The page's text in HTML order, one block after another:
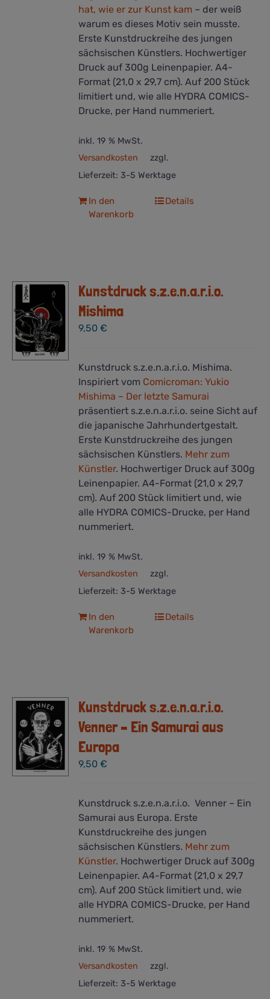
hat, wie er zur Kunst kam – der weiß
warum es dieses Motiv sein musste.
Erste Kunstdruckreihe des jungen
sächsischen Künstlers. Hochwertiger
Druck auf 300g Leinenpapier. A4-
Format (21,0 x 29,7 cm). Auf 200 Stück
limitiert und, wie alle HYDRA COMICS-
Drucke, per Hand nummeriert.
inkl. 19 % MwSt.
zzgl.
Versandkosten
Lieferzeit: 3-5 Werktage
In den
Warenkorb
Details
Kunstdruck s.z.e.n.a.r.i.o.
Mishima
9,50€
Kunstdruck s.z.e.n.a.r.i.o. Mishima.
Inspiriert vom Comicroman: Yukio
Mishima – Der letzte Samurai
präsentiert s.z.e.n.a.r.i.o. seine Sicht auf
die japanische Jahrhundertgestalt.
Erste Kunstdruckreihe des jungen
sächsischen Künstlers. Mehr zum
Künstler. Hochwertiger Druck auf 300g
Leinenpapier. A4-Format (21,0 x 29,7
cm). Auf 200 Stück limitiert und, wie
alle HYDRA COMICS-Drucke, per Hand
nummeriert.
inkl. 19 % MwSt.
zzgl.
Versandkosten
Lieferzeit: 3-5 Werktage
In den
Warenkorb
Details
Kunstdruck s.z.e.n.a.r.i.o.
Venner – Ein Samurai aus
Europa
9,50€
Kunstdruck s.z.e.n.a.r.i.o. Venner – Ein
Samurai aus Europa. Erste
Kunstdruckreihe des jungen
sächsischen Künstlers. Mehr zum
Künstler. Hochwertiger Druck auf 300g
Leinenpapier. A4-Format (21,0 x 29,7
cm). Auf 200 Stück limitiert und, wie
alle HYDRA COMICS-Drucke, per Hand
nummeriert.
inkl. 19 % MwSt.
zzgl.
Versandkosten
Lieferzeit: 3-5 Werktage